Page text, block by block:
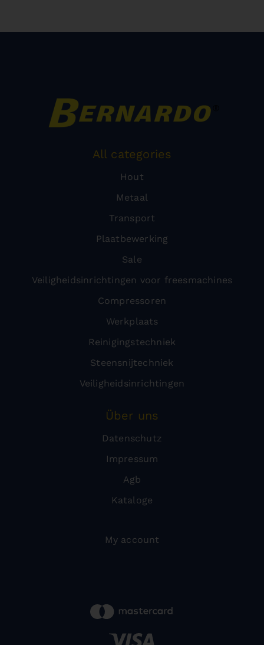
All categories
Hout
Metaal
Transport
Plaatbewerking
Sale
Veiligheidsinrichtingen voor freesmachines
Compressoren
Werkplaats
Reinigingstechniek
Steensnijtechniek
Veiligheidsinrichtingen
Über uns
Datenschutz
Impressum
Agb
Kataloge
My account